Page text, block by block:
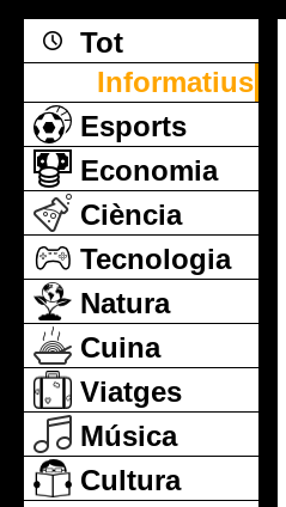
Tot
Informatius
Esports
Economia
Ciència
Tecnologia
Natura
Cuina
Viatges
Música
Cultura